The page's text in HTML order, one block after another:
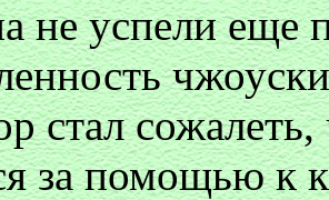
не успели еще
стал
за помощью к